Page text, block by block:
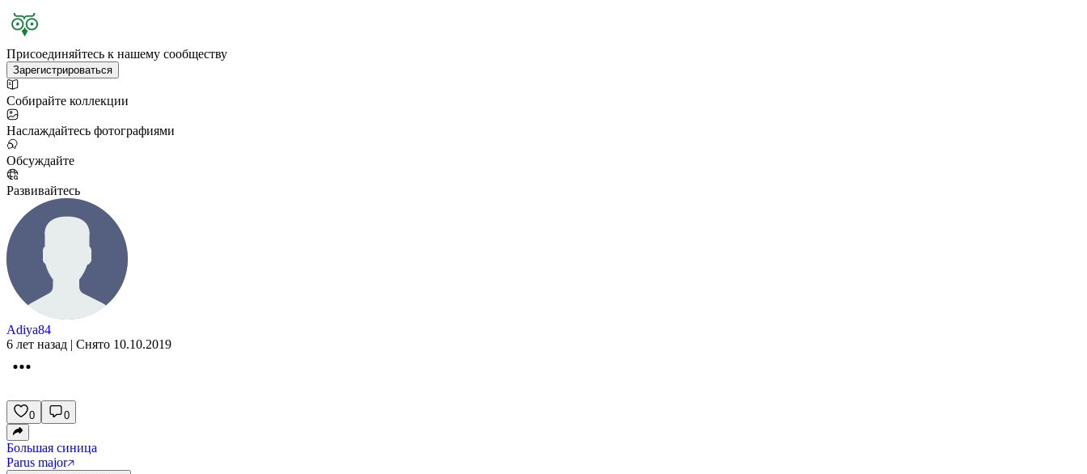
Присоединяйтесь к нашему сообществу
Зарегистрироваться
Собирайте коллекции
Наслаждайтесь фотографиями
Обсуждайте
Развивайтесь
Adiya84
6 лет назад | Снято 10.10.2019
0 0
Большая синица
Parus major